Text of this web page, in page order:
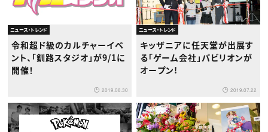
ニュース・トレンド
令和超ド級のカルチャーイベ
ント、「釧路スタジオ」が9/1に
開催！
2019.08.30
ニュース・トレンド
キッザニアに任天堂が出展す
る「ゲーム会社」パビリオンが
オープン!
2019.07.22